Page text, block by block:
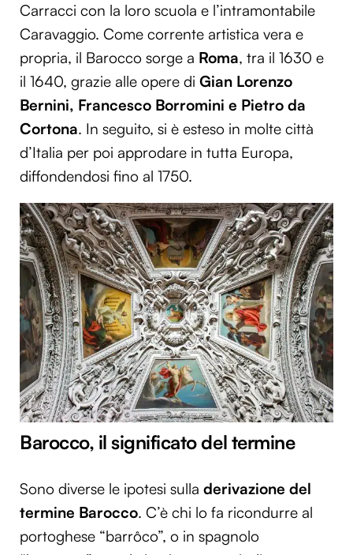
Carracci con la loro scuola e l’intramontabile
Caravaggio. Come corrente artistica vera e
propria, il Barocco sorge a Roma, tra il 1630 e
il 1640, grazie alle opere di Gian Lorenzo
Bernini, Francesco Borromini e Pietro da
Cortona. In seguito, si è esteso in molte città
d’Italia per poi approdare in tutta Europa,
diffondendosi fino al 1750.
Barocco, il significato del termine
Sono diverse le ipotesi sulla derivazione del
termine Barocco. C’è chi lo fa ricondurre al
portoghese “barrôco”, o in spagnolo